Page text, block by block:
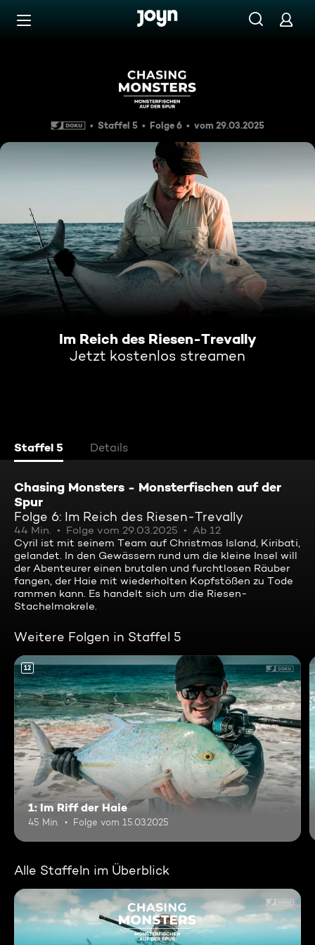
Zum Inhalt springen
Im Reich des Riesen-Trevally
Staffel 5 Folge 6 vom 29.03.2025
Im Reich des Riesen-Trevally
Jetzt kostenlos streamen
Staffel 5 Details
Chasing Monsters - Monsterfischen auf der
Spur
Folge 6: Im Reich des Riesen-Trevally
44 Min. Folge vom 29.03.2025
Ab 12
Cyril ist mit seinem Team auf Christmas Island, Kiribati,
gelandet. In den Gewässern rund um die kleine Insel will
der Abenteurer einen brutalen und furchtlosen Räuber
fangen, der Haie mit wiederholten Kopfstößen zu Tode
rammen kann. Es handelt sich um die Riesen-
Stachelmakrele.
Weitere Folgen in Staffel 5
12
1: Im Riff der Haie
45 Min. Folge vom 15.03.2025
Alle Staffeln im Überblick